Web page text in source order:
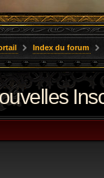
Index du forum